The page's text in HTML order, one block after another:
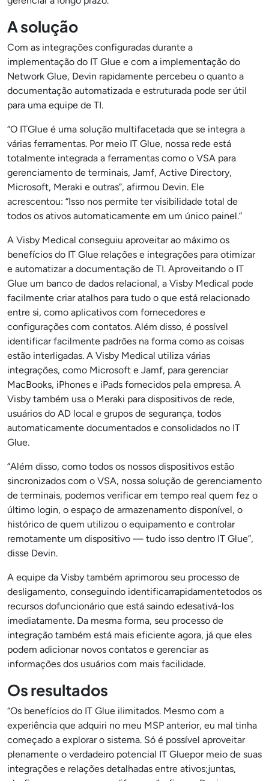
A solução
Com as integrações configuradas durante a
implementação do IT Glue e com a implementação do
Network Glue, Devin rapidamente percebeu o quanto a
documentação automatizada e estruturada pode ser útil
para uma equipe de TI.
“O ITGlue é uma solução multifacetada que se integra a
várias ferramentas. Por meio IT Glue, nossa rede está
totalmente integrada a ferramentas como o VSA para
gerenciamento de terminais, Jamf, Active Directory,
Microsoft, Meraki e outras”, afirmou Devin. Ele
acrescentou: “Isso nos permite ter visibilidade total de
todos os ativos automaticamente em um único painel.”
A Visby Medical conseguiu aproveitar ao máximo os
benefícios do IT Glue relações e integrações para otimizar
e automatizar a documentação de TI. Aproveitando o IT
Glue um banco de dados relacional, a Visby Medical pode
facilmente criar atalhos para tudo o que está relacionado
entre si, como aplicativos com fornecedores e
configurações com contatos. Além disso, é possível
identificar facilmente padrões na forma como as coisas
estão interligadas. A Visby Medical utiliza várias
integrações, como Microsoft e Jamf, para gerenciar
MacBooks, iPhones e iPads fornecidos pela empresa. A
Visby também usa o Meraki para dispositivos de rede,
usuários do AD local e grupos de segurança, todos
automaticamente documentados e consolidados no IT
Glue.
“Além disso, como todos os nossos dispositivos estão
sincronizados com o VSA, nossa solução de gerenciamento
de terminais, podemos verificar em tempo real quem fez o
último login, o espaço de armazenamento disponível, o
histórico de quem utilizou o equipamento e controlar
remotamente um dispositivo — tudo isso dentro IT Glue”,
disse Devin.
A equipe da Visby também aprimorou seu processo de
desligamento, conseguindo identificarrapidamentetodos os
recursos dofuncionário que está saindo edesativá-los
imediatamente. Da mesma forma, seu processo de
integração também está mais eficiente agora, já que eles
podem adicionar novos contatos e gerenciar as
informações dos usuários com mais facilidade.
Os resultados
“Os benefícios do IT Glue ilimitados. Mesmo com a
experiência que adquiri no meu MSP anterior, eu mal tinha
começado a explorar o sistema. Só é possível aproveitar
plenamente o verdadeiro potencial IT Gluepor meio de suas
integrações e relações detalhadas entre ativos;juntas,